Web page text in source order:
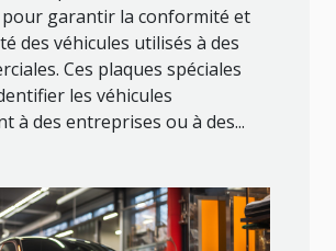
garantir la conformité et
des véhicules utilisés à des
Ces plaques spéciales
les véhicules
à des entreprises ou à des...